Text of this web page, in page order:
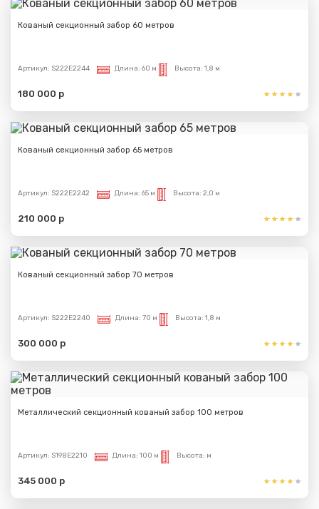
Кованый секционный забор 60 метров
Артикул: S222E2244 Длина: 60 м Высота: 1,8 м
180 000 р
Кованый секционный забор 65 метров
Артикул: S222E2242 Длина: 65 м Высота: 2,0 м
210 000 р
Кованый секционный забор 70 метров
Артикул: S222E2240 Длина: 70 м Высота: 1,8 м
300 000 р
Металлический секционный кованый забор 100 метров
Артикул: S198E2210 Длина: 100 м Высота: м
345 000 р